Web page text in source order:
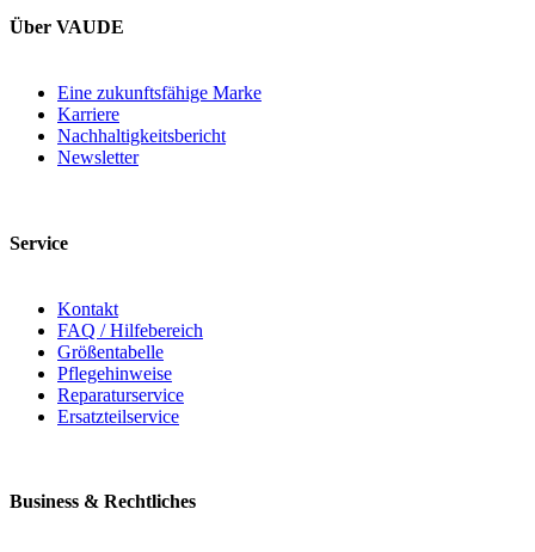
Über VAUDE
Eine zukunftsfähige Marke
Karriere
Nachhaltigkeitsbericht
Newsletter
Service
Kontakt
FAQ / Hilfebereich
Größentabelle
Pflegehinweise
Reparaturservice
Ersatzteilservice
Business & Rechtliches